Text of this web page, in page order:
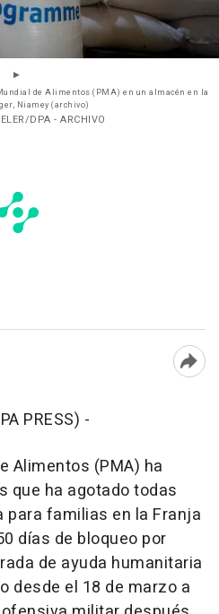
de Alimentos (PMA) en un almacén en la
Niamey (archivo)
DPA - ARCHIVO
PRESS) -
Alimentos (PMA) ha
que ha agotado todas
familias en la Franja
días de bloqueo por
de ayuda humanitaria
desde el 18 de marzo a